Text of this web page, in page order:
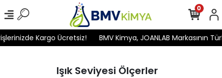
Kargo Ücretsiz! BMV Kimya, JOANLAB Markasının
0
Işık Seviyesi Ölçerler